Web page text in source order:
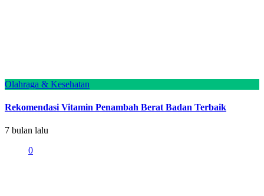
Olahraga & Kesehatan
Rekomendasi Vitamin Penambah Berat Badan Terbaik
7 bulan lalu
0